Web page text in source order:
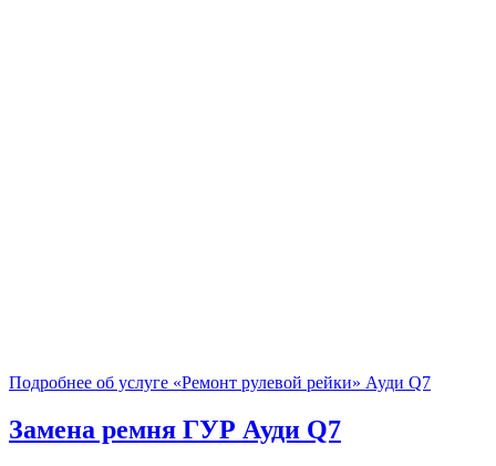
Подробнее об услуге «Ремонт рулевой рейки» Ауди Q7
Замена ремня ГУР Ауди Q7